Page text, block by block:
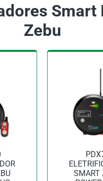
Smart
Zebu
SMART